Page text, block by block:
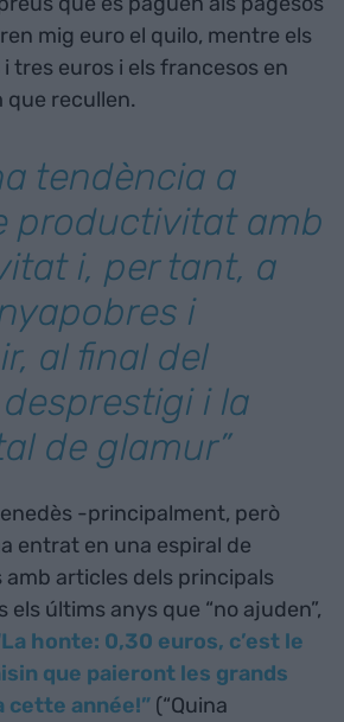
mig euro el quilo, mentre els
tres euros i els francesos en
que recullen.
tendència a
productivitat amb
i, per tant, a
i
al final del
i la
de glamur”
-principalment, però
entrat en una espiral de
amb articles dels principals
últims anys que “no ajuden”,
honte: 0,30 euros, c’est le
que paieront les grands
cette année!” (“Quina